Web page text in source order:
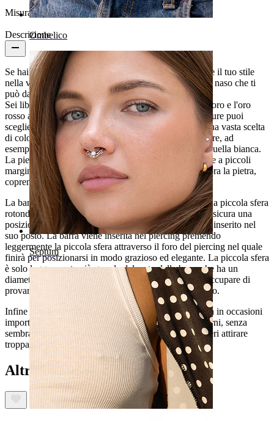
Ombelico
Septum
Misura della sfera:2,5 mm
Descrizione
Se hai bisogno di un accessorio in più per diversificare il tuo stile
nella vita di tutti i giorni, allora guarda questa barra da naso che ti
può dare il carisma del quale hai bisogno.
Sei libero di scegliere tra diversi colori come il nero, l'oro e l'oro
rosso assieme a una splendida pietra opale bianca oppure puoi
scegliere la versione brillante per la quale hai anche una vasta scelta
di colori sulla pietra opale. In questo caso puoi scegliere, ad
esempio, tra una pietra verde, blu, lilla e ovviamente quella bianca.
La pietra opale è ben ancorata alla barra da naso grazie a piccoli
margini morbidi e non ci sono tentacoli che vanno sopra la pietra,
coprendone la bellezza.
La barra da naso è lunga circa 6 mm. ed è dotata di una piccola sfera
rotonda dalla parte opposta della pietra in opale che assicura una
posizione fissa del gioiello una volta che questo viene inserito nel
suo posto. La barra viene inserita nel piercing premendo
leggermente la piccola sfera attraverso il foro del piercing nel quale
finirà per posizionarsi in modo grazioso ed elegante. La piccola sfera
è solo leggermente più grande del resto della barra che ha un
diametro di 8 mm. Per questo motivo non ti devi preoccupare di
provare dolori mentre inserisci questo piercing nel naso.
Infine questo è un gioiello che può essere utilizzato sia in occasioni
importanti come feste ma anche nella vita di tutti i giorni, senza
sembrare troppo bombastic. Comunque, se non desideri attirare
troppa attenzione, scegli la pietra opale bianca.
Altri hanno acquistato anche